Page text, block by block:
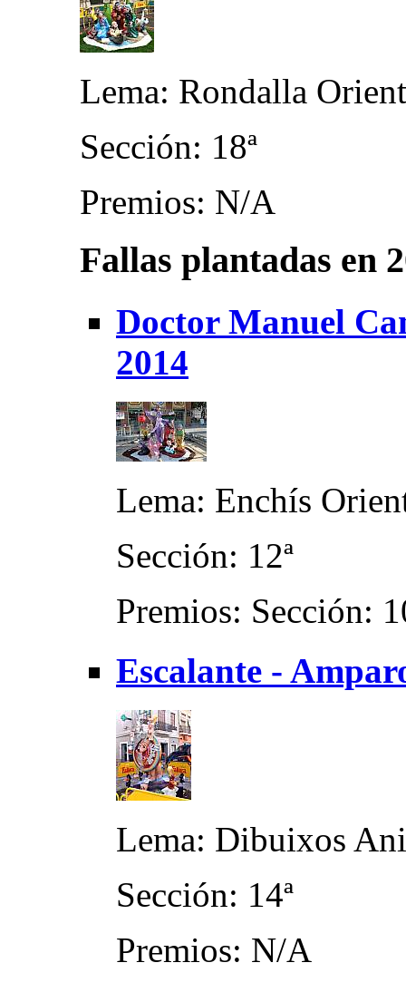
Lema: Rondalla
Sección: 18ª
Premios: N/A
Fallas plantadas en
Doctor Manuel
2014
Lema: Enchís
Sección: 12ª
Premios: Sección:
Escalante -
Lema: Dibuixos
Sección: 14ª
Premios: N/A